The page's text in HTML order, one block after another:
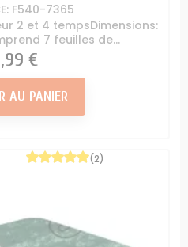
F540-7365
2 et 4 tempsDimensions:
7 feuilles de...
€
AU PANIER
(2)